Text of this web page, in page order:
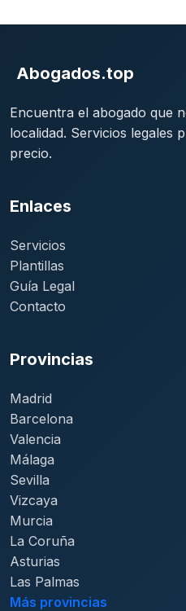
Abogados.top
Encuentra el abogado que
localidad. Servicios legales
precio.
Enlaces
Servicios
Plantillas
Guía Legal
Contacto
Provincias
Madrid
Barcelona
Valencia
Málaga
Sevilla
Vizcaya
Murcia
La Coruña
Asturias
Las Palmas
Más provincias